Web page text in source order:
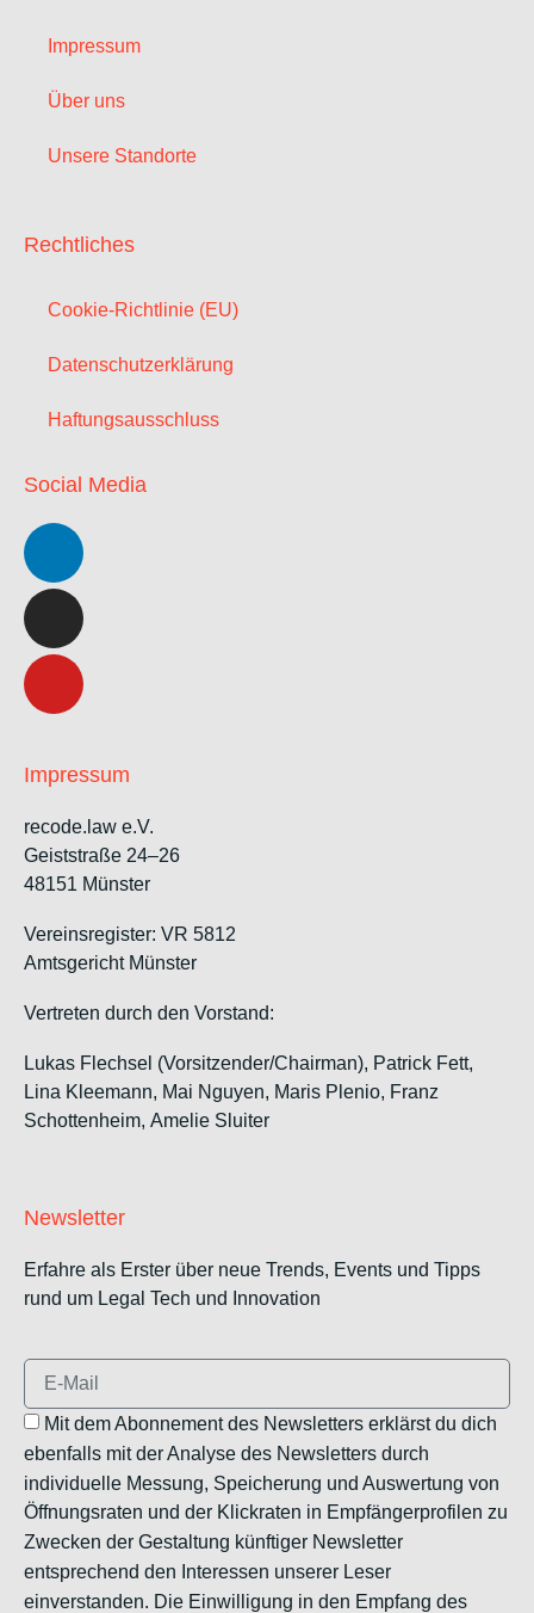
Impressum
Über uns
Unsere Standorte
Rechtliches
Cookie-Richtlinie (EU)
Datenschutzerklärung
Haftungsausschluss
Social Media
Impressum
recode.law e.V.
Geiststraße 24–26
48151 Münster
Vereinsregister: VR 5812
Amtsgericht Münster
Vertreten durch den Vorstand:
Lukas Flechsel (Vorsitzender/Chairman), Patrick Fett,
Lina Kleemann, Mai Nguyen, Maris Plenio, Franz
Schottenheim, Amelie Sluiter
Newsletter
Erfahre als Erster über neue Trends, Events und Tipps
rund um Legal Tech und Innovation
Mit dem Abonnement des Newsletters erklärst du dich
ebenfalls mit der Analyse des Newsletters durch
individuelle Messung, Speicherung und Auswertung von
Öffnungsraten und der Klickraten in Empfängerprofilen zu
Zwecken der Gestaltung künftiger Newsletter
entsprechend den Interessen unserer Leser
einverstanden. Die Einwilligung in den Empfang des